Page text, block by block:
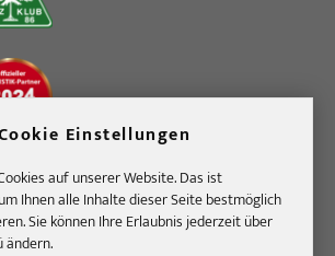
Einstellungen
auf unserer Website. Das ist
Ihnen alle Inhalte dieser Seite bestmöglich
Sie können Ihre Erlaubnis jederzeit über
ändern.